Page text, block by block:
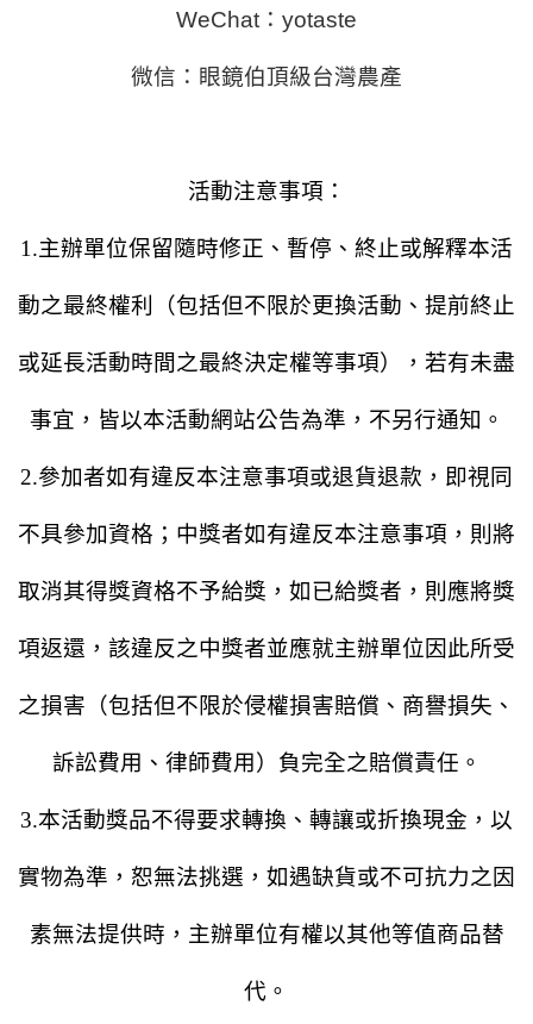
WeChat：yotaste
微信：眼鏡伯頂級台灣農產
活動注意事項：
1.主辦單位保留隨時修正、暫停、終止或解釋本活
動之最終權利（包括但不限於更換活動、提前終止
或延長活動時間之最終決定權等事項），若有未盡
事宜，皆以本活動網站公告為準，不另行通知。
2.參加者如有違反本注意事項或退貨退款，即視同
不具參加資格；中獎者如有違反本注意事項，則將
取消其得獎資格不予給獎，如已給獎者，則應將獎
項返還，該違反之中獎者並應就主辦單位因此所受
之損害（包括但不限於侵權損害賠償、商譽損失、
訴訟費用、律師費用）負完全之賠償責任。
3.本活動獎品不得要求轉換、轉讓或折換現金，以
實物為準，恕無法挑選，如遇缺貨或不可抗力之因
素無法提供時，主辦單位有權以其他等值商品替
代。